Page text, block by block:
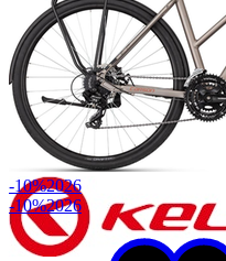
-10%2026
-10%2026